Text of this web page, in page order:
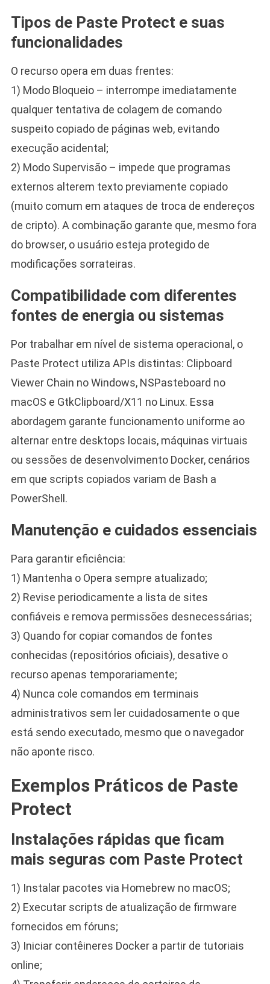
Tipos de Paste Protect e suas
funcionalidades
O recurso opera em duas frentes:
1) Modo Bloqueio – interrompe imediatamente
qualquer tentativa de colagem de comando
suspeito copiado de páginas web, evitando
execução acidental;
2) Modo Supervisão – impede que programas
externos alterem texto previamente copiado
(muito comum em ataques de troca de endereços
de cripto). A combinação garante que, mesmo fora
do browser, o usuário esteja protegido de
modificações sorrateiras.
Compatibilidade com diferentes
fontes de energia ou sistemas
Por trabalhar em nível de sistema operacional, o
Paste Protect utiliza APIs distintas: Clipboard
Viewer Chain no Windows, NSPasteboard no
macOS e GtkClipboard/X11 no Linux. Essa
abordagem garante funcionamento uniforme ao
alternar entre desktops locais, máquinas virtuais
ou sessões de desenvolvimento Docker, cenários
em que scripts copiados variam de Bash a
PowerShell.
Manutenção e cuidados essenciais
Para garantir eficiência:
1) Mantenha o Opera sempre atualizado;
2) Revise periodicamente a lista de sites
confiáveis e remova permissões desnecessárias;
3) Quando for copiar comandos de fontes
conhecidas (repositórios oficiais), desative o
recurso apenas temporariamente;
4) Nunca cole comandos em terminais
administrativos sem ler cuidadosamente o que
está sendo executado, mesmo que o navegador
não aponte risco.
Exemplos Práticos de Paste
Protect
Instalações rápidas que ficam
mais seguras com Paste Protect
1) Instalar pacotes via Homebrew no macOS;
2) Executar scripts de atualização de firmware
fornecidos em fóruns;
3) Iniciar contêineres Docker a partir de tutoriais
online;